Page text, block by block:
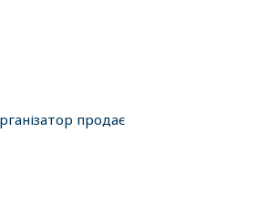
продає